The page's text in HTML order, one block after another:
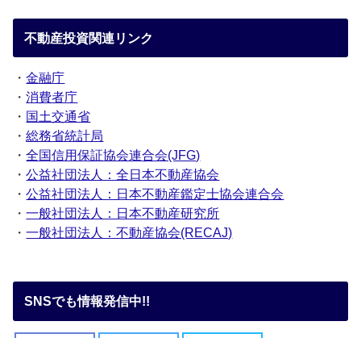
不動産投資関連リンク
・金融庁
・消費者庁
・ 国土交通省
・総務省統計局
・全国信用保証協会連合会(JFG)
・公益社団法人：全日本不動産協会
・公益社団法人：日本不動産鑑定士協会連合会
・一般社団法人：日本不動産研究所
・一般社団法人：不動産協会(RECAJ)
SNSでも情報発信中!!